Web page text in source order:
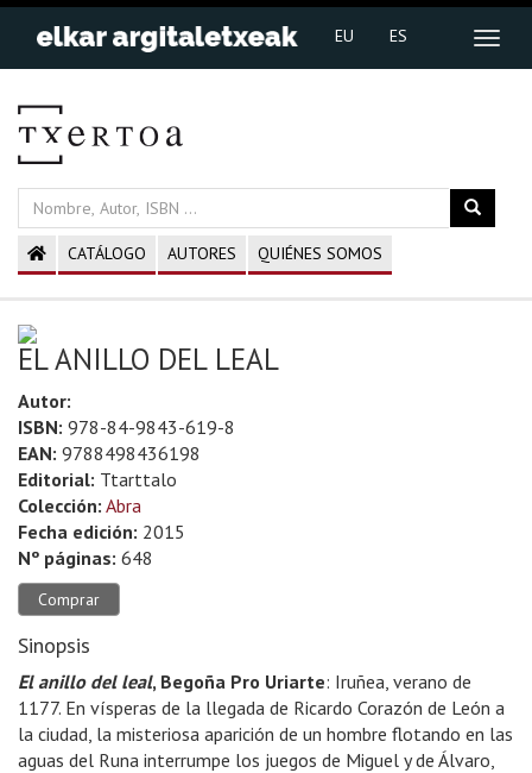
EU ES
CATÁLOGO AUTORES QUIÉNES SOMOS
EL ANILLO DEL LEAL
Autor:
ISBN: 978-84-9843-619-8
EAN: 9788498436198
Editorial: Ttarttalo
Colección: Abra
Fecha edición: 2015
Nº páginas: 648
Comprar
Sinopsis
El anillo del leal, Begoña Pro Uriarte: Iruñea, verano de
1177. En vísperas de la llegada de Ricardo Corazón de León a
la ciudad, la misteriosa aparición de un hombre flotando en las
aguas del Runa interrumpe los juegos de Miguel y de Álvaro,